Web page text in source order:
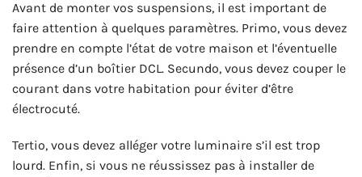
Avant de monter vos suspensions, il est important de
faire attention à quelques paramètres. Primo, vous devez
prendre en compte l’état de votre maison et l’éventuelle
présence d’un boîtier DCL. Secundo, vous devez couper le
courant dans votre habitation pour éviter d’être
électrocuté.
Tertio, vous devez alléger votre luminaire s’il est trop
lourd. Enfin, si vous ne réussissez pas à installer de